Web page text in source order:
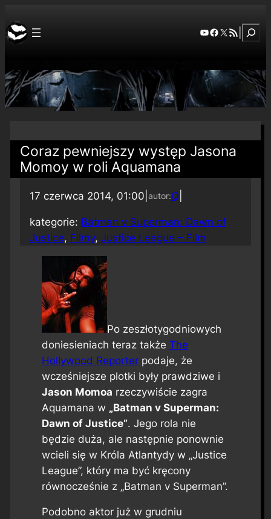
YouTube
Facebook
X RSS Feed
Coraz pewniejszy występ Jasona
Momoy w roli Aquamana
17 czerwca 2014, 01:00 autor:Q
kategorie: Batman v Superman: Dawn of
Justice, Filmy, Justice League – Film
Po zeszłotygodniowych
doniesieniach teraz także The
Hollywood Reporterpodaje, że
wcześniejsze plotki były prawdziwe i
Jason Momoa rzeczywiście zagra
Aquamana w „Batman v Superman:
Dawn of Justice”. Jego rola nie
będzie duża, ale następnie ponownie
wcieli się w Króla Atlantydy w „Justice
League”, który ma być kręcony
równocześnie z „Batman v Superman”.
Podobno aktor już w grudniu